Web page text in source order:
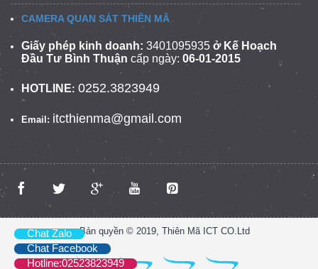
CAMERA QUAN SÁT THIÊN MÃ
Giấy phép kinh doanh: 3401095935 ở Kế Hoạch
Đầu Tư Bình Thuận cấp ngày: 06-01-2015
HOTLINE: 0252.3823949
Email: itcthienma@gmail.com
Bản quyền © 2019, Thiên Mã ICT CO.Ltd
Chat Zalo
Chat Facebook
Hotline:02523823949